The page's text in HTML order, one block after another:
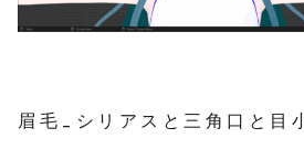
眉毛_シリアスと三角口と目